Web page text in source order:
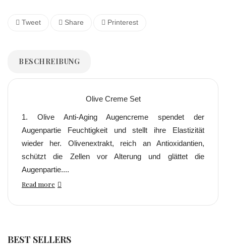
Tweet Share Printerest
BESCHREIBUNG
Olive Creme Set
1. Olive Anti-Aging Augencreme spendet der
Augenpartie Feuchtigkeit und stellt ihre Elastizität
wieder her. Olivenextrakt, reich an Antioxidantien,
schützt die Zellen vor Alterung und glättet die
Augenpartie....
Read more
BEST SELLERS